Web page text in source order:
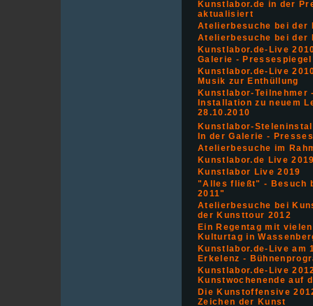
Kunstlabor.de in der
aktualisiert
Atelierbesuche bei der
Atelierbesuche bei der
Kunstlabor.de-Live
Galerie -
Kunstlabor.de-Live
Musik zur Enthüllung
Kunstlabor-
Installation zu neuem
28.10.2010
Kunstlabor-
In der Galerie -
Atelierbesuche im
Kunstlabor.de Live
Kunstlabor Live 2019
"Alles fließt" - Besuch
2011"
Atelierbesuche bei
der Kunsttour 2012
Ein Regentag mit
Kulturtag in
Kunstlabor.de-Live am
Erkelenz -
Kunstlabor.de-Live
Kunstwochenende auf
Die Kunstoffensive
Zeichen der Kunst